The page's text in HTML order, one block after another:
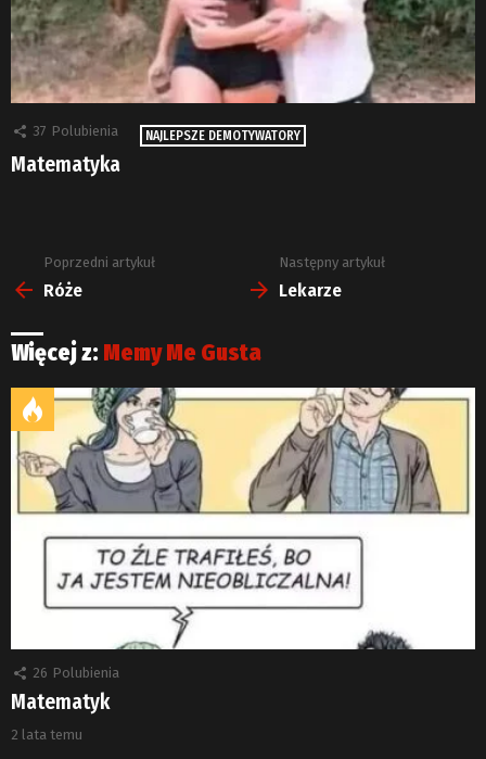
37 Polubienia NAJLEPSZE DEMOTYWATORY
Matematyka
Zobacz
więcej
Poprzedni artykuł
Róże
Następny artykuł
Lekarze
Więcej z: Memy Me Gusta
26 Polubienia
Matematyk
2 lata temu